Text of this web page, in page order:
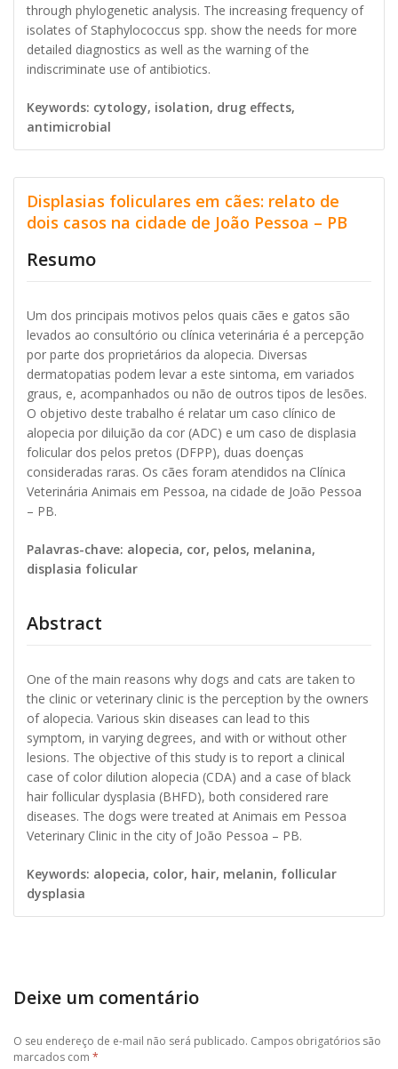
through phylogenetic analysis. The increasing frequency of
isolates of Staphylococcus spp. show the needs for more
detailed diagnostics as well as the warning of the
indiscriminate use of antibiotics.
Keywords: cytology, isolation, drug effects,
antimicrobial
Displasias foliculares em cães: relato de
dois casos na cidade de João Pessoa – PB
Resumo
Um dos principais motivos pelos quais cães e gatos são
levados ao consultório ou clínica veterinária é a percepção
por parte dos proprietários da alopecia. Diversas
dermatopatias podem levar a este sintoma, em variados
graus, e, acompanhados ou não de outros tipos de lesões.
O objetivo deste trabalho é relatar um caso clínico de
alopecia por diluição da cor (ADC) e um caso de displasia
folicular dos pelos pretos (DFPP), duas doenças
consideradas raras. Os cães foram atendidos na Clínica
Veterinária Animais em Pessoa, na cidade de João Pessoa
– PB.
Palavras-chave: alopecia, cor, pelos, melanina,
displasia folicular
Abstract
One of the main reasons why dogs and cats are taken to
the clinic or veterinary clinic is the perception by the owners
of alopecia. Various skin diseases can lead to this
symptom, in varying degrees, and with or without other
lesions. The objective of this study is to report a clinical
case of color dilution alopecia (CDA) and a case of black
hair follicular dysplasia (BHFD), both considered rare
diseases. The dogs were treated at Animais em Pessoa
Veterinary Clinic in the city of João Pessoa – PB.
Keywords: alopecia, color, hair, melanin, follicular
dysplasia
Deixe um comentário
O seu endereço de e-mail não será publicado. Campos obrigatórios são
marcados com *